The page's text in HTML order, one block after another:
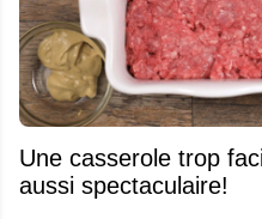
Une casserole trop
aussi spectaculaire!